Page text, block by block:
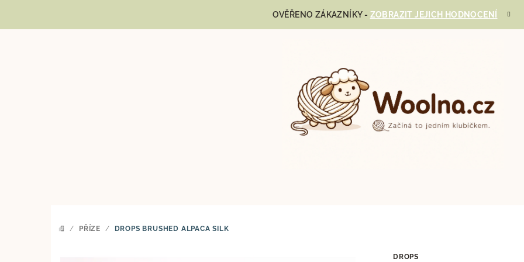
OVĚŘENO ZÁKAZNÍKY - ZOBRAZIT JEJICH HODNOCENÍ
DOMŮ
/ PŘÍZE / DROPS BRUSHED ALPACA SILK
DROPS